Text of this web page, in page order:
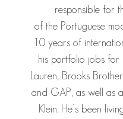
responsible for
of the Portuguese
10 years of
his portfolio jobs for
Lauren, Brooks
and GAP, as well as
Klein. He’s been